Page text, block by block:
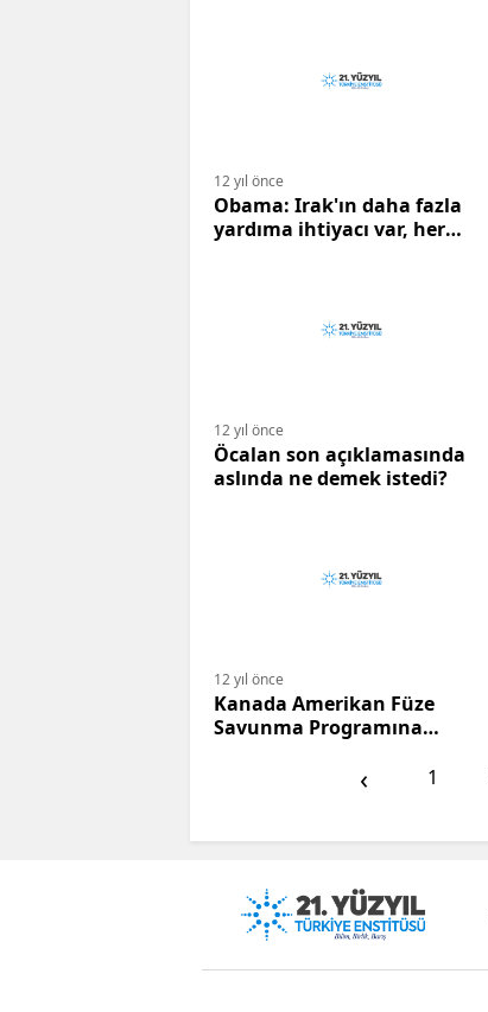
12 yıl önce
Obama: Irak'ın daha fazla
yardıma ihtiyacı var, her
12 yıl önce
Öcalan son açıklamasında
aslında ne demek istedi?
12 yıl önce
Kanada Amerikan Füze
Savunma Programına
‹ 1